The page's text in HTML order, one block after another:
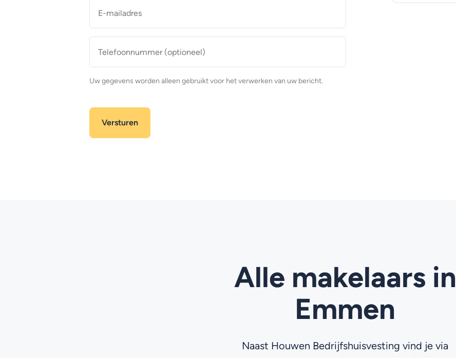
mailadres *
(optioneel)
Uw gegevens worden alleen gebruikt voor het verwerken van uw bericht.
Alle makelaars in
Emmen
Naast Houwen Bedrijfshuisvesting vind je via